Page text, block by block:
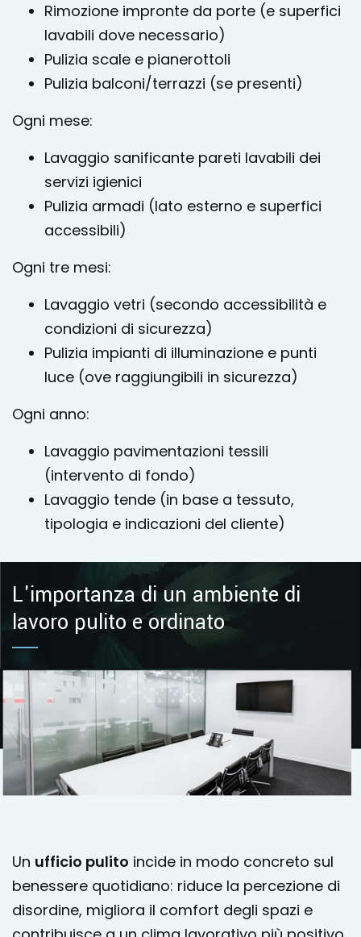
Rimozione impronte da porte (e superfici
lavabili dove necessario)
Pulizia scale e pianerottoli
Pulizia balconi/terrazzi (se presenti)
Ogni mese:
Lavaggio sanificante pareti lavabili dei
servizi igienici
Pulizia armadi (lato esterno e superfici
accessibili)
Ogni tre mesi:
Lavaggio vetri (secondo accessibilità e
condizioni di sicurezza)
Pulizia impianti di illuminazione e punti
luce (ove raggiungibili in sicurezza)
Ogni anno:
Lavaggio pavimentazioni tessili
(intervento di fondo)
Lavaggio tende (in base a tessuto,
tipologia e indicazioni del cliente)
L'importanza di un ambiente di
lavoro pulito e ordinato
Un ufficio pulito incide in modo concreto sul
benessere quotidiano: riduce la percezione di
disordine, migliora il comfort degli spazi e